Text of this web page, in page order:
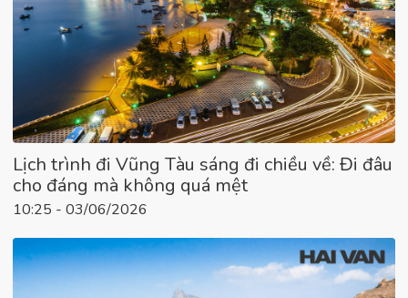
Lịch trình đi Vũng Tàu sáng đi chiều về: Đi đâu
cho đáng mà không quá mệt
10:25 - 03/06/2026